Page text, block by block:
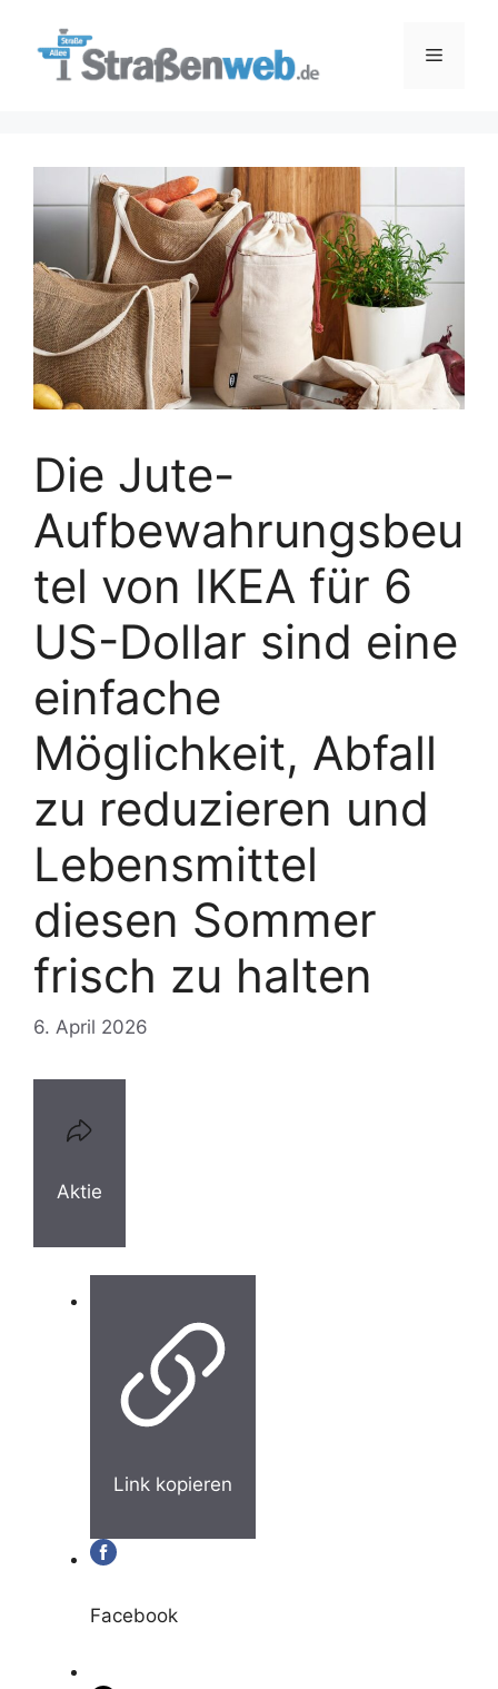
Menü
Die Jute-
Aufbewahrungsbeu
tel von IKEA für 6
US-Dollar sind eine
einfache
Möglichkeit, Abfall
zu reduzieren und
Lebensmittel
diesen Sommer
frisch zu halten
6. April 2026
Aktie
Link kopieren
Facebook